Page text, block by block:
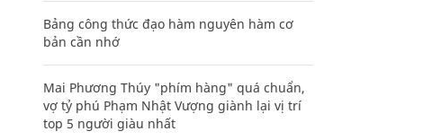
Bảng công thức đạo hàm nguyên hàm cơ
bản cần nhớ
Mai Phương Thúy "phím hàng" quá chuẩn,
vợ tỷ phú Phạm Nhật Vượng giành lại vị trí
top 5 người giàu nhất